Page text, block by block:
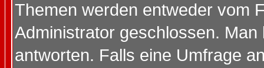
Themen werden entweder vom
Administrator geschlossen.
antworten. Falls eine Umfrage